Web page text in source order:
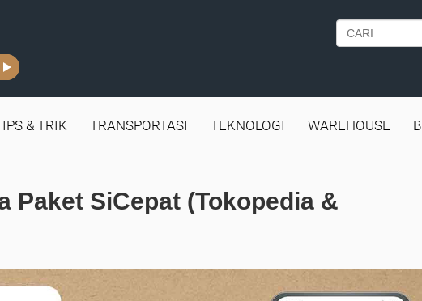
& TRIK TRANSPORTASI TEKNOLOGI WAREHOUSE
Paket SiCepat (Tokopedia &